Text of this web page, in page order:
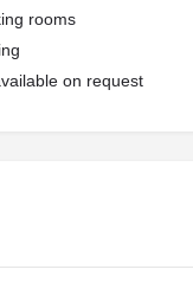
rooms
on request